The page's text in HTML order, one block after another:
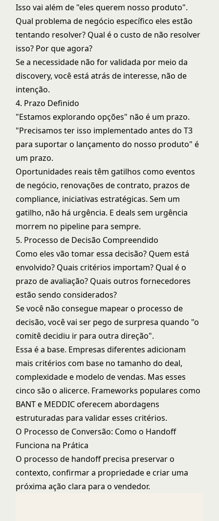
Isso vai além de "eles querem nosso produto".
Qual problema de negócio específico eles estão
tentando resolver? Qual é o custo de não resolver
isso? Por que agora?
Se a necessidade não for validada por meio da
discovery, você está atrás de interesse, não de
intenção.
4. Prazo Definido
"Estamos explorando opções" não é um prazo.
"Precisamos ter isso implementado antes do T3
para suportar o lançamento do nosso produto" é
um prazo.
Oportunidades reais têm gatilhos como eventos
de negócio, renovações de contrato, prazos de
compliance, iniciativas estratégicas. Sem um
gatilho, não há urgência. E deals sem urgência
morrem no pipeline para sempre.
5. Processo de Decisão Compreendido
Como eles vão tomar essa decisão? Quem está
envolvido? Quais critérios importam? Qual é o
prazo de avaliação? Quais outros fornecedores
estão sendo considerados?
Se você não consegue mapear o processo de
decisão, você vai ser pego de surpresa quando "o
comitê decidiu ir para outra direção".
Essa é a base. Empresas diferentes adicionam
mais critérios com base no tamanho do deal,
complexidade e modelo de vendas. Mas esses
cinco são o alicerce. Frameworks populares como
BANTe MEDDICoferecem abordagens
estruturadas para validar esses critérios.
O Processo de Conversão: Como o Handoff
Funciona na Prática
O processo de handoff precisa preservar o
contexto, confirmar a propriedade e criar uma
próxima ação clara para o vendedor.